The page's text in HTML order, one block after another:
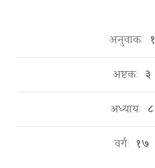
अनुवाकः १
अष्टकः ३
अध्यायः ८
वर्गः १७